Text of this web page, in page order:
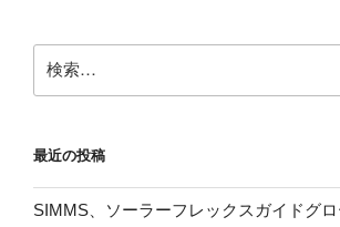
検
索:
最近の投稿
SIMMS、ソーラーフレックスガイドグロ